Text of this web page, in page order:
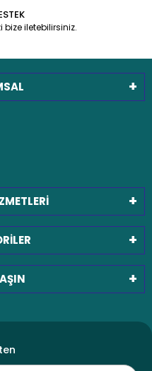
bize iletebilirsiniz.